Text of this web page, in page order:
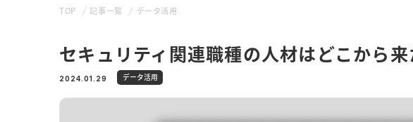
TOP 記事一覧 データ活用
セキュリティ関連職種の人材はどこから
2024.01.29 データ活用